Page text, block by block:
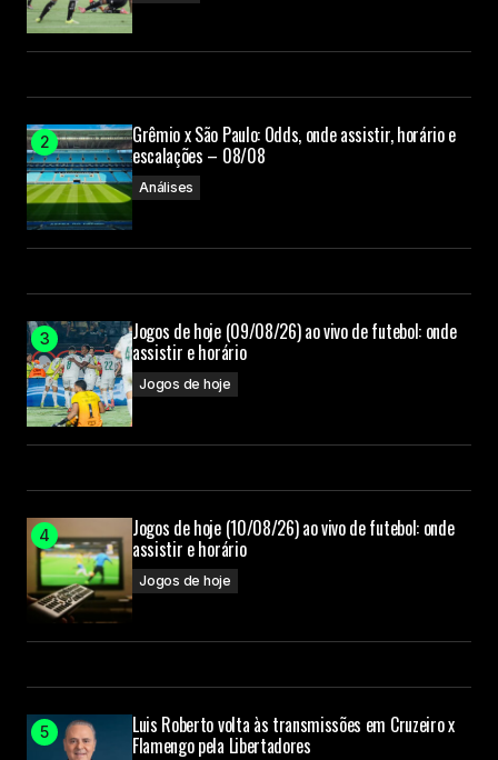
Grêmio x São Paulo: Odds, onde assistir, horário e
escalações – 08/08
Análises
Jogos de hoje (09/08/26) ao vivo de futebol: onde
assistir e horário
Jogos de hoje
Jogos de hoje (10/08/26) ao vivo de futebol: onde
assistir e horário
Jogos de hoje
Luis Roberto volta às transmissões em Cruzeiro x
Flamengo pela Libertadores